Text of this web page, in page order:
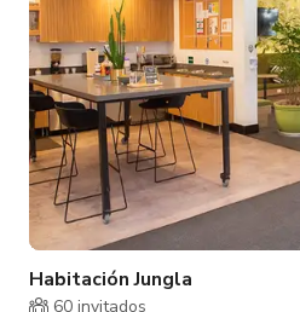
Habitación Jungla
60 invitados